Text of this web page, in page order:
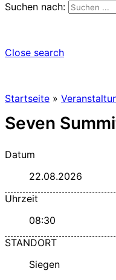
Suchen nach:
Close search
Startseite »
Seven
Datum
22.08.2026
Uhrzeit
08:30
STANDORT
Siegen